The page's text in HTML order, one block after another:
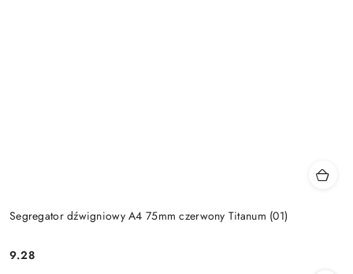
Segregator dźwigniowy A4 75mm czerwony Titanum (01)
Cena:
9.28